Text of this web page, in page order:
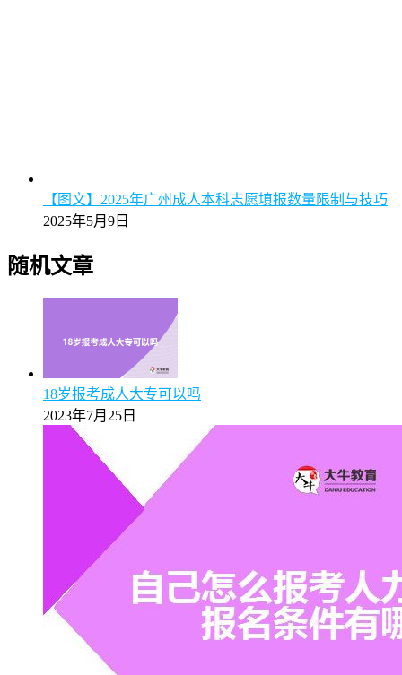
【图文】2025年广州成人本科志愿填报数量限制与技巧
2025年5月9日
随机文章
18岁报考成人大专可以吗
2023年7月25日